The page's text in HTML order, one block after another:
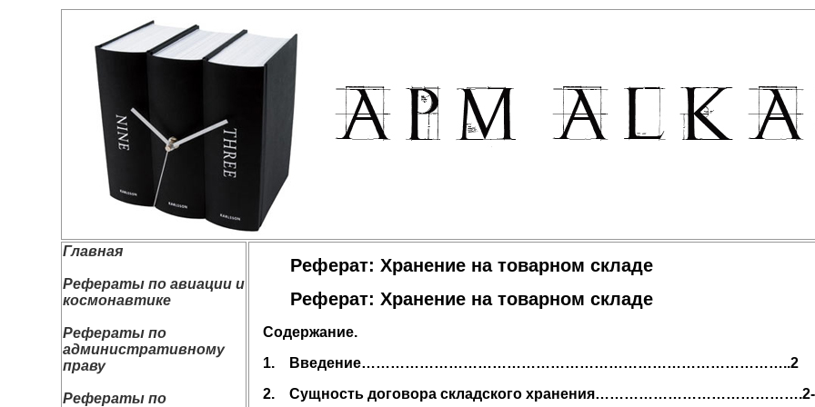
Главная
Рефераты по авиации и
космонавтике
Рефераты по
административному
праву
Рефераты по
Реферат: Хранение на товарном складе
Реферат: Хранение на товарном складе
Содержание.
1.
Введение……………………………………………………………………………..2
2. Сущность договора складского